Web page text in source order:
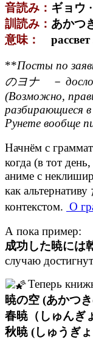
音読み： ギョウ
訓読み： あかつ
意味：
рассвет
**Посты по
のヨナ －
(Возможно,
разбирающиеся
Рунете вообще
Начнём с
когда (в тот
аниме с
как
контекстом. О
А пока пример:
成功した暁には
случаю
Теперь
暁の空 (あかつき
春暁（しゅんぎ
秋暁 (しゅうぎょ